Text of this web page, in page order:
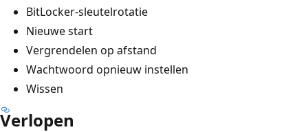
BitLocker-sleutelrotatie
Nieuwe start
Vergrendelen op afstand
Wachtwoord opnieuw instellen
Wissen
Verlopen